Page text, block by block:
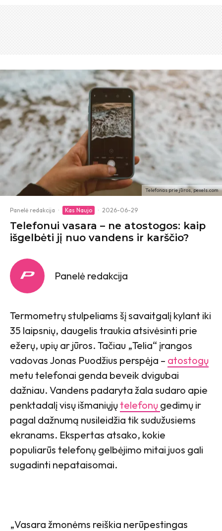
Telefonas prie jūros, pexels.com
Panelė redakcija · Kas Naujo · 2026-06-29
Telefonui vasara – ne atostogos: kaip
išgelbėti jį nuo vandens ir karščio?
Panelė redakcija
Termometrų stulpeliams šį savaitgalį kylant iki
35 laipsnių, daugelis traukia atsivėsinti prie
ežerų, upių ar jūros. Tačiau „Telia“ įrangos
vadovas Jonas Puodžius perspėja – atostogų
metu telefonai genda beveik dvigubai
dažniau. Vandens padaryta žala sudaro apie
penktadalį visų išmaniųjųtelefonų gedimų ir
pagal dažnumą nusileidžia tik sudužusiems
ekranams. Ekspertas atsako, kokie
populiarūs telefonų gelbėjimo mitai juos gali
sugadinti nepataisomai.
„Vasara žmonėms reiškia nerūpestingas